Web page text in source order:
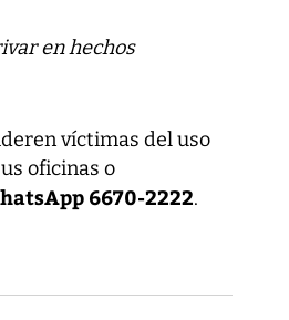
en hechos
víctimas del uso
oficinas o
6670-2222.